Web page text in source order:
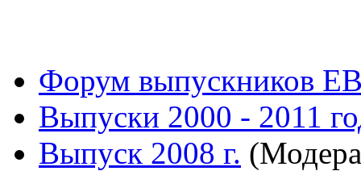
Форум выпускников
Выпуски 2000 - 2011
Выпуск 2008 г.